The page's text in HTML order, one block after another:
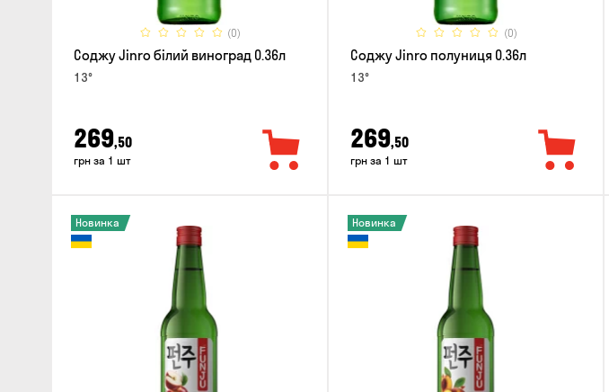
(0)
Соджу Jinro білий виноград 0.36л
13°
269,50
грн за 1 шт
(0)
Соджу Jinro полуниця 0.36л
13°
269,50
грн за 1 шт
Новинка Новинка